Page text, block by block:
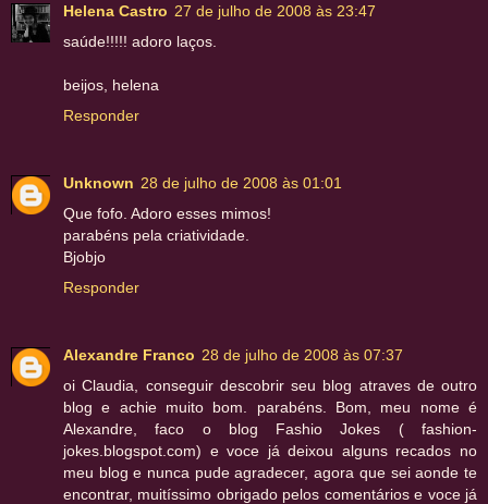
Helena Castro 27 de julho de 2008 às 23:47
saúde!!!!! adoro laços.
beijos, helena
Responder
Unknown 28 de julho de 2008 às 01:01
Que fofo. Adoro esses mimos!
parabéns pela criatividade.
Bjobjo
Responder
Alexandre Franco 28 de julho de 2008 às 07:37
oi Claudia, conseguir descobrir seu blog atraves de outro
blog e achie muito bom. parabéns. Bom, meu nome é
Alexandre, faco o blog Fashio Jokes ( fashion-
jokes.blogspot.com) e voce já deixou alguns recados no
meu blog e nunca pude agradecer, agora que sei aonde te
encontrar, muitíssimo obrigado pelos comentários e voce já